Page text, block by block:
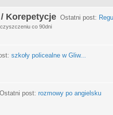
Korepetycje Ostatni post:
co 90dni
szkoły policealne w Gliw...
post: rozmowy po angielsku